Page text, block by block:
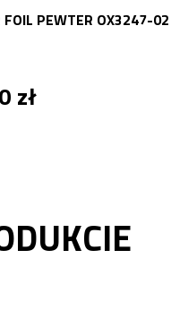
PEWTER OX3247-02
zł